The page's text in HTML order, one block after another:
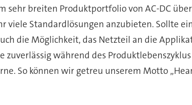
breiten Produktportfolio von AC-DC über
viele Standardlösungen anzubieten. Sollte
die Möglichkeit, das Netzteil an die
während des
So können wir getreu unserem Motto